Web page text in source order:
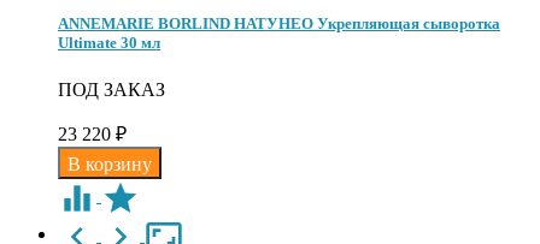
ANNEMARIE BORLIND НАТУНЕО Укрепляющая сыворотка
Ultimate 30 мл
ПОД ЗАКАЗ
23 220 ₽